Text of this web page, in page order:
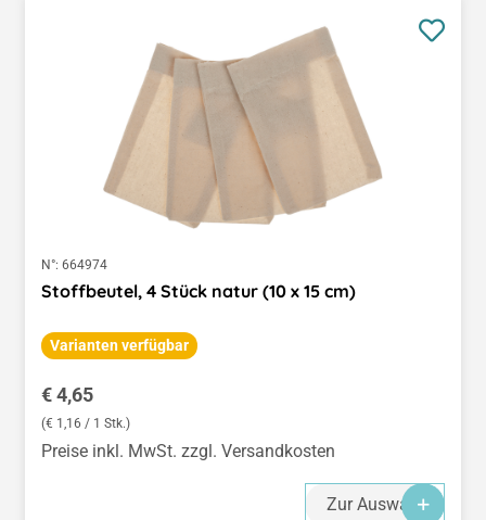
N°: 664974
Stoffbeutel, 4 Stück natur (10 x 15 cm)
Varianten verfügbar
Regulärer Preis:
€ 4,65
(€ 1,16 / 1 Stk.)
Preise inkl. MwSt. zzgl. Versandkosten
Zur Auswahl